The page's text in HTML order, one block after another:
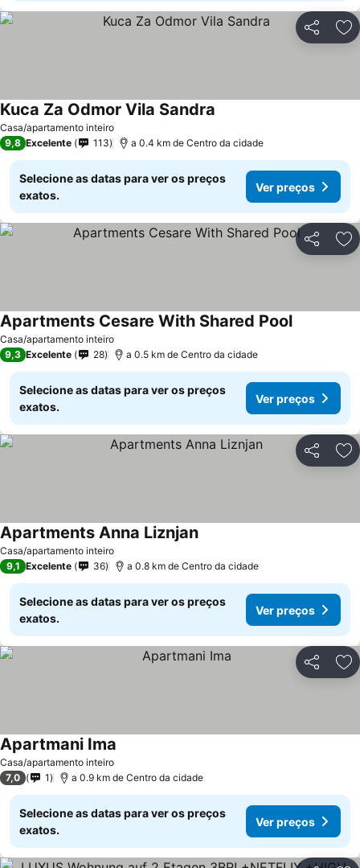
Partilhar
Casa/apartamento inteiro
Kuca Za Odmor Vila Sandra
9,8 Excelente 113 a 0.4 km de Centro da cidade
Selecione as datas para ver os preços
exatos.
Ver preços
Partilhar
Casa/apartamento inteiro
Apartments Cesare With Shared Pool
9,3 Excelente 28 a 0.5 km de Centro da cidade
Selecione as datas para ver os preços
exatos.
Ver preços
Partilhar
Casa/apartamento inteiro
Apartments Anna Liznjan
9,1 Excelente 36 a 0.8 km de Centro da cidade
Selecione as datas para ver os preços
exatos.
Ver preços
Partilhar
Casa/apartamento inteiro
Apartmani Ima
7,0 1 a 0.9 km de Centro da cidade
Selecione as datas para ver os preços
exatos.
Ver preços